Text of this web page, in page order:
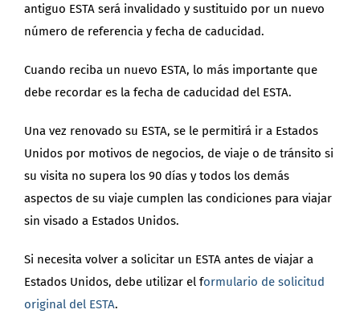
antiguo ESTA será invalidado y sustituido por un nuevo
número de referencia y fecha de caducidad.
Cuando reciba un nuevo ESTA, lo más importante que
debe recordar es la fecha de caducidad del ESTA.
Una vez renovado su ESTA, se le permitirá ir a Estados
Unidos por motivos de negocios, de viaje o de tránsito si
su visita no supera los 90 días y todos los demás
aspectos de su viaje cumplen las condiciones para viajar
sin visado a Estados Unidos.
Si necesita volver a solicitar un ESTA antes de viajar a
Estados Unidos, debe utilizar el formulario de solicitud
original del ESTA.